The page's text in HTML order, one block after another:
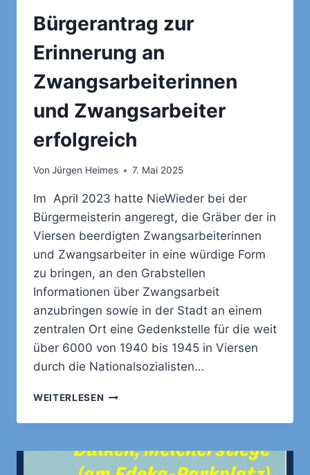
Bürgerantrag zur
Erinnerung an
Zwangsarbeiterinnen
und Zwangsarbeiter
erfolgreich
Von Jürgen Heimes 7. Mai 2025
Im April 2023 hatte NieWieder bei der
Bürgermeisterin angeregt, die Gräber der in
Viersen beerdigten Zwangsarbeiterinnen
und Zwangsarbeiter in eine würdige Form
zu bringen, an den Grabstellen
Informationen über Zwangsarbeit
anzubringen sowie in der Stadt an einem
zentralen Ort eine Gedenkstelle für die weit
über 6000 von 1940 bis 1945 in Viersen
durch die Nationalsozialisten…
WEITERLESEN BÜRGERANTRAG
ERINNERUNG
ZWANGSARBEITERINNEN
UND